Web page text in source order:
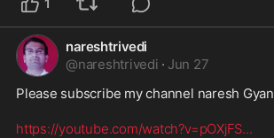
1
nareshtrivedi
@nareshtrivedi · Jun 27
Please subscribe my channel naresh Gyan
https://youtube.com/watch?v=pOXjFS...